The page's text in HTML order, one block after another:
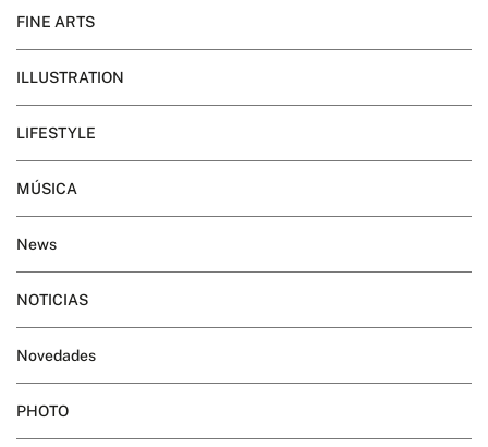
FINE ARTS
ILLUSTRATION
LIFESTYLE
MÚSICA
News
NOTICIAS
Novedades
PHOTO